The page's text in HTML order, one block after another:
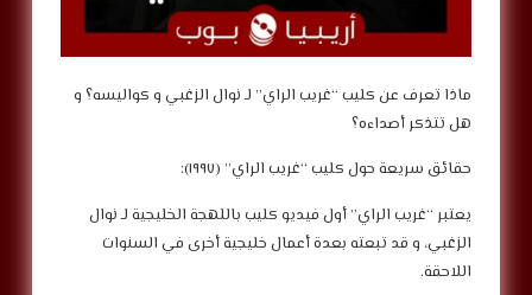
ماذا تعرف عن كليب “غريب الراي” لـ نوال الزغبي و كواليسه؟ و
هل تتذكر أصداءه؟
حقائق سريعة حول كليب “غريب الراي” (١٩٩٧):
يعتبر “غريب الراي” أول فيديو كليب باللهجة الخليجية لـ نوال
الزغبي، و قد تبعته بعدة أعمال خليجية أخرى في السنوات
اللاحقة.